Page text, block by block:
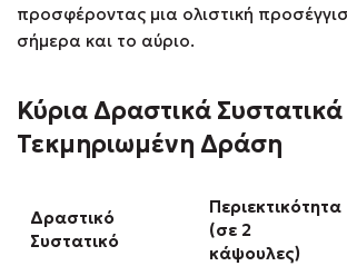
προσφέροντας μια ολιστική
σήμερα και το αύριο.
Κύρια Δραστικά
Τεκμηριωμένη Δράση
Δραστικό
Συστατικό
Περιεκτικότητα
(σε 2
κάψουλες)